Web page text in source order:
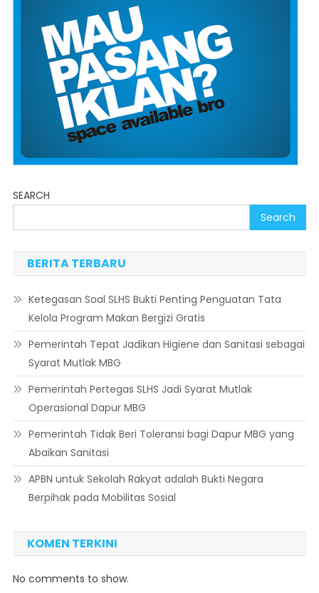
SEARCH
Search
BERITA TERBARU
Ketegasan Soal SLHS Bukti Penting Penguatan Tata
Kelola Program Makan Bergizi Gratis
Pemerintah Tepat Jadikan Higiene dan Sanitasi sebagai
Syarat Mutlak MBG
Pemerintah Pertegas SLHS Jadi Syarat Mutlak
Operasional Dapur MBG
Pemerintah Tidak Beri Toleransi bagi Dapur MBG yang
Abaikan Sanitasi
APBN untuk Sekolah Rakyat adalah Bukti Negara
Berpihak pada Mobilitas Sosial
KOMEN TERKINI
No comments to show.